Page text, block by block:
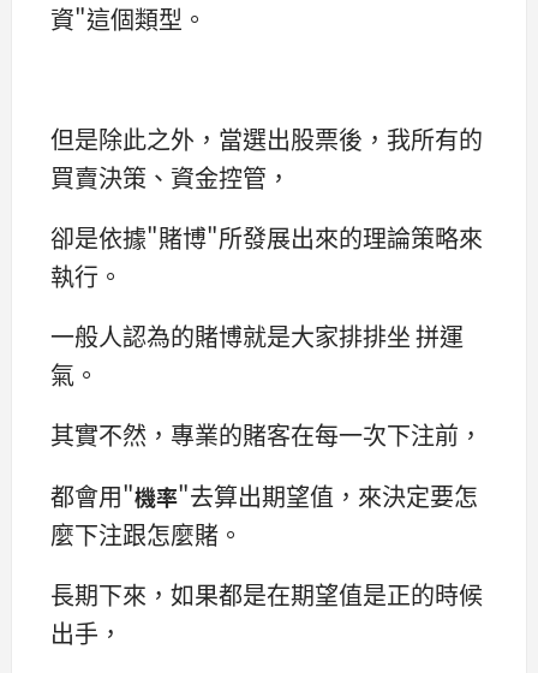
資"這個類型。
但是除此之外，當選出股票後，我所有的
買賣決策、資金控管，
卻是依據"賭博"所發展出來的理論策略來
執行。
一般人認為的賭博就是大家排排坐 拼運
氣。
其實不然，專業的賭客在每一次下注前，
都會用"機率"去算出期望值，來決定要怎
麼下注跟怎麼賭。
長期下來，如果都是在期望值是正的時候
出手，